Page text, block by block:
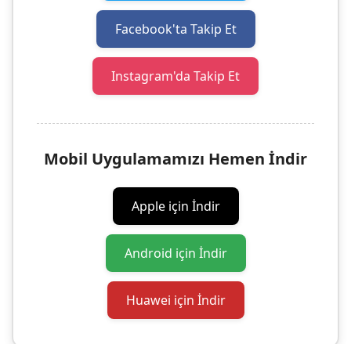
Facebook'ta Takip Et
Instagram'da Takip Et
Mobil Uygulamamızı Hemen İndir
Apple için İndir
Android için İndir
Huawei için İndir